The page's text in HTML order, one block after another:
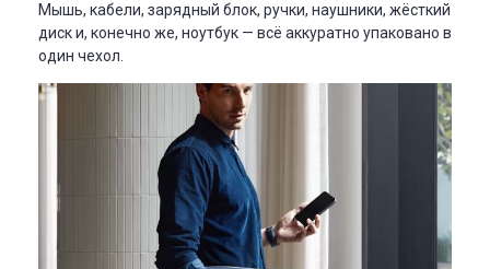
Мышь, кабели, зарядный блок, ручки, наушники, жёсткий
диск и, конечно же, ноутбук — всё аккуратно упаковано в
один чехол.